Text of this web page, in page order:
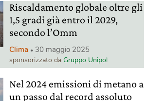
Riscaldamento globale oltre gli
1,5 gradi già entro il 2029,
secondo l’Omm
Clima 30 maggio 2025
sponsorizzato da Gruppo Unipol
Nel 2024 emissioni di metano a
un passo dal record assoluto